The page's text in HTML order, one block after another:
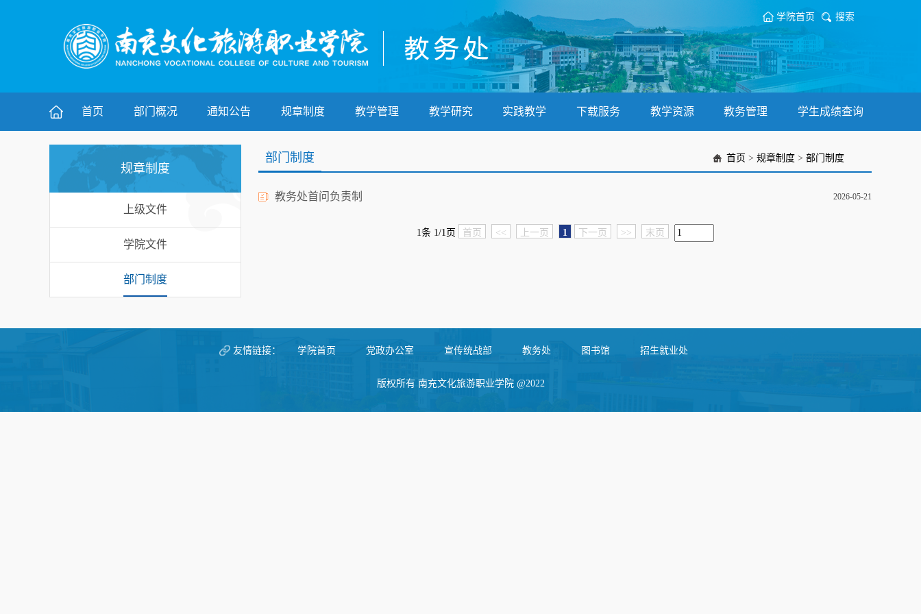
学院首页 搜索
首页 部门概况 通知公告 规章制度 教学管理 教学研究 实践教学 下载服务 教学资源 教务管理 学生成绩查询
规章制度
上级文件
学院文件
部门制度
部门制度 首页 > 规章制度 > 部门制度
2026-05-21
教务处首问负责制
1条 1/1页 首页 << 上一页 1 下一页 >> 末页
友情链接： 学院首页 党政办公室 宣传统战部 教务处 图书馆 招生就业处
版权所有 南充文化旅游职业学院 @2022